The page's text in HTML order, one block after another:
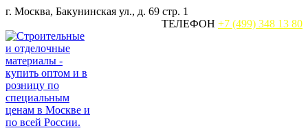
Перейти
содержанию
г. Москва, Бакунинская ул., д. 69 стр. 1
ТЕЛЕФОН +7 (499) 348 13 80